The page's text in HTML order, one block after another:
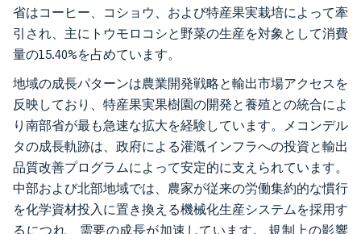
省はコーヒー、コショウ、および特産果実栽培によって牽
引され、主にトウモロコシと野菜の生産を対象として消費
量の15.40%を占めています。
地域の成長パターンは農業開発戦略と輸出市場アクセスを
反映しており、特産果実果樹園の開発と養殖との統合によ
り南部省が最も急速な拡大を経験しています。メコンデル
タの成長軌跡は、政府による灌漑インフラへの投資と輸出
品質改善プログラムによって安定的に支えられています。
中部および北部地域では、農家が従来の労働集約的な慣行
を化学資材投入に置き換える機械化生産システムを採用す
るにつれ、需要の成長が加速しています。 規制上の影響